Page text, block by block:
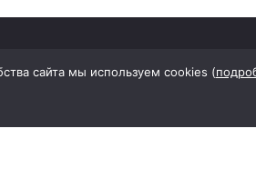
Наименование (название)
сайта мы используем cookies (